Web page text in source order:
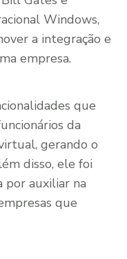
Windows,
a integração e
empresa.
que
da
gerando o
disso, ele foi
auxiliar na
que